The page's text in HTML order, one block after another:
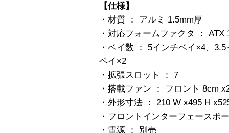
【仕様】
・材質 ： アルミ 1.5mm厚
・対応フォームファクタ ： ATX
・ベイ数 ： 5インチベイ×4、
ベイ×2
・拡張スロット ： 7
・搭載ファン ： フロント 8cm
・外形寸法 ： 210 W x495 H
・フロントインターフェースポ
・電源 ： 別売